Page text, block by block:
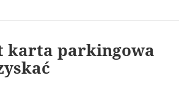
karta parkingowa